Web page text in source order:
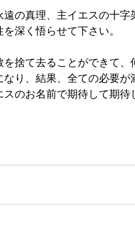
の真理、主イエスの十
深く悟らせて下さい。
捨て去ることができて
り、結果、全ての必要
のお名前で期待して期待